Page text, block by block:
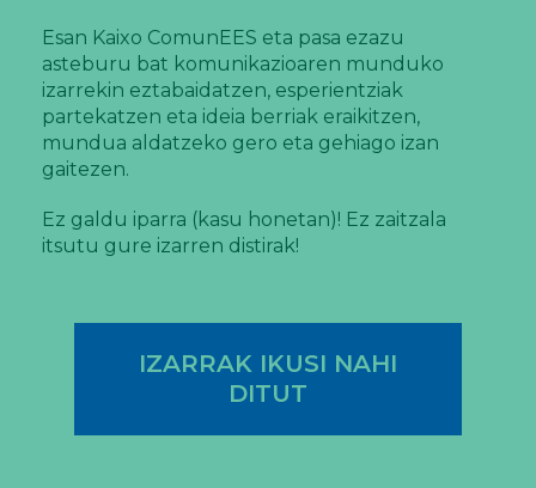
Esan Kaixo ComunEES eta pasa ezazu
asteburu bat komunikazioaren munduko
izarrekin eztabaidatzen, esperientziak
partekatzen eta ideia berriak eraikitzen,
mundua aldatzeko gero eta gehiago izan
gaitezen.
Ez galdu iparra (kasu honetan)! Ez zaitzala
itsutu gure izarren distirak!
IZARRAK IKUSI NAHI
DITUT